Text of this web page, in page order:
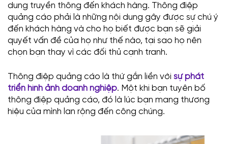
dung truyền thông đến khách hàng. Thông điệp
quảng cáo phải là những nội dung gây được sự chú ý
đến khách hàng và cho họ biết được bạn sẽ giải
quyết vấn đề của họ như thế nào, tại sao họ nên
chọn bạn thay vì các đối thủ cạnh tranh.
Thông điệp quảng cáo là thứ gắn liền với sự phát
triển hình ảnh doanh nghiệp. Một khi bạn tuyên bố
thông điệp quảng cáo, đó là lúc bạn mang thương
hiệu của mình lan rộng đến công chúng.